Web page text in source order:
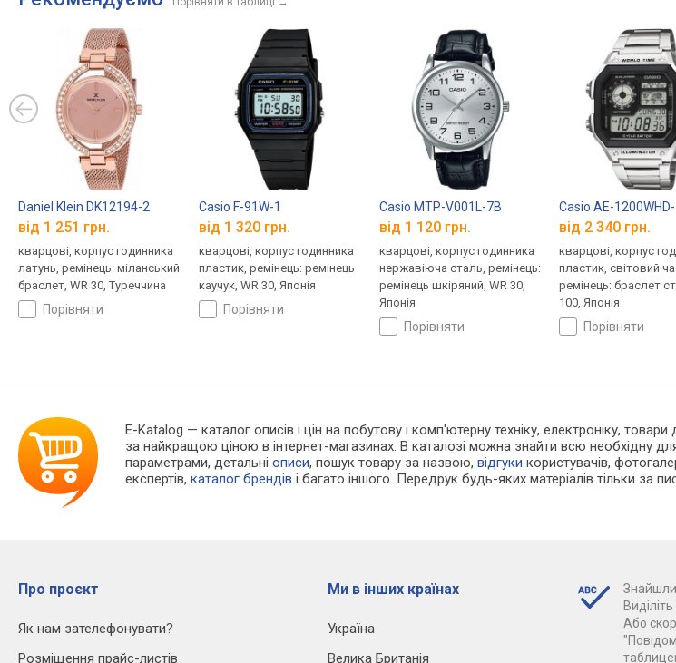
Daniel Klein DK12194-2
від 1 251 грн.
кварцові, корпус годинника
латунь, ремінець: міланський
браслет, WR 30, Туреччина
порівняти
Casio F-91W-1
від 1 320 грн.
кварцові, корпус годинника
пластик, ремінець: ремінець
каучук, WR 30, Японія
порівняти
Casio MTP-V001L-7B
від 1 120 грн.
кварцові, корпус годинника
нержавіюча сталь, ремінець:
ремінець шкіряний, WR 30,
Японія
порівняти
Casio AE-
від 2 340 грн.
кварцові, корпус
пластик, світовий
ремінець: браслет
100, Японія
порівняти
E-Katalog — каталог описів і цін на побутову і комп'ютерну техніку, електроніку,
за найкращою ціною в інтернет-магазинах. В каталозі можна знайти всю необхідну
параметрами, детальніописи, пошук товару за назвою,відгуки користувачів,
експертів,каталог брендів і багато іншого. Передрук будь-яких матеріалів тільки за
Про проєкт
Як нам зателефонувати?
Розміщення прайс-листів
Ми в інших країнах
Україна
Велика Британія
Знайшли
Або